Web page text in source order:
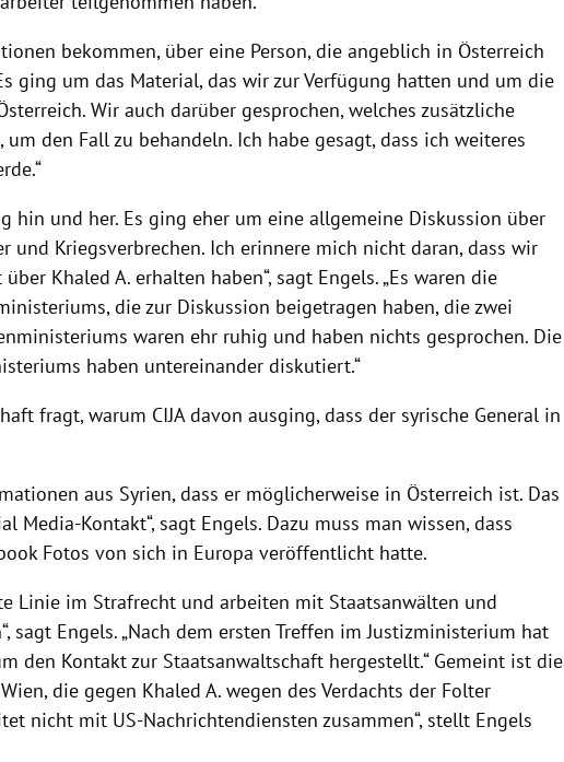
bekommen, über eine Person, die angeblich in Österreich
ging um das Material, das wir zur Verfügung hatten und um die
Wir auch darüber gesprochen, welches zusätzliche
den Fall zu behandeln. Ich habe gesagt, dass ich weiteres
hin und her. Es ging eher um eine allgemeine Diskussion über
und Kriegsverbrechen. Ich erinnere mich nicht daran, dass wir
Khaled A. erhalten haben“, sagt Engels. „Es waren die
die zur Diskussion beigetragen haben, die zwei
waren ehr ruhig und haben nichts gesprochen. Die
haben untereinander diskutiert.“
fragt, warum CIJA davon ausging, dass der syrische General in
aus Syrien, dass er möglicherweise in Österreich ist. Das
Media-Kontakt“, sagt Engels. Dazu muss man wissen, dass
Fotos von sich in Europa veröffentlicht hatte.
Linie im Strafrecht und arbeiten mit Staatsanwälten und
sagt Engels. „Nach dem ersten Treffen im Justizministerium hat
den Kontakt zur Staatsanwaltschaft hergestellt.“ Gemeint ist die
die gegen Khaled A. wegen des Verdachts der Folter
nicht mit US-Nachrichtendiensten zusammen“, stellt Engels